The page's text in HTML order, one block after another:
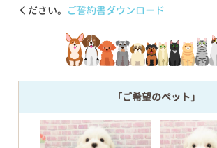
ください。 ご誓約書ダウンロード
「ご希望のペット」